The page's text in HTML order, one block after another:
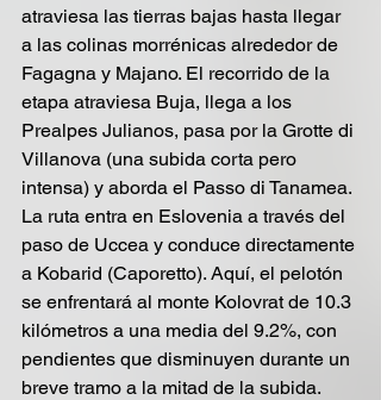
atraviesa las tierras bajas hasta llegar
a las colinas morrénicas alrededor de
Fagagna y Majano. El recorrido de la
etapa atraviesa Buja, llega a los
Prealpes Julianos, pasa por la Grotte di
Villanova (una subida corta pero
intensa) y aborda el Passo di Tanamea.
La ruta entra en Eslovenia a través del
paso de Uccea y conduce directamente
a Kobarid (Caporetto). Aquí, el pelotón
se enfrentará al monte Kolovrat de 10.3
kilómetros a una media del 9.2%, con
pendientes que disminuyen durante un
breve tramo a la mitad de la subida.